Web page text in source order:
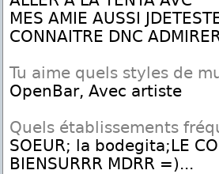
MES AMIE AUSSI
CONNAITRE DNC
Tu aime quels styles de
OpenBar, Avec artiste
Quels établissements
SOEUR; la bodegita;LE
BIENSURRR MDRR =)...